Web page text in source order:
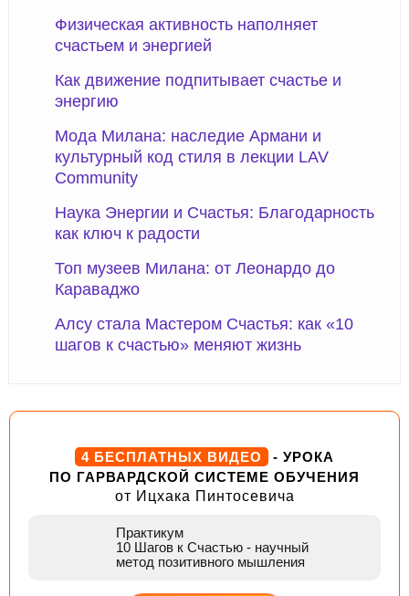
Физическая активность наполняет
счастьем и энергией
Как движение подпитывает счастье и
энергию
Мода Милана: наследие Армани и
культурный код стиля в лекции LAV
Community
Наука Энергии и Счастья: Благодарность
как ключ к радости
Топ музеев Милана: от Леонардо до
Караваджо
Алсу стала Мастером Счастья: как «10
шагов к счастью» меняют жизнь
4 БЕСПЛАТНЫХ ВИДЕО
- УРОКА
ПО ГАРВАРДСКОЙ СИСТЕМЕ ОБУЧЕНИЯ
от Ицхака Пинтосевича
Практикум
10 Шагов к Счастью - научный
метод позитивного мышления